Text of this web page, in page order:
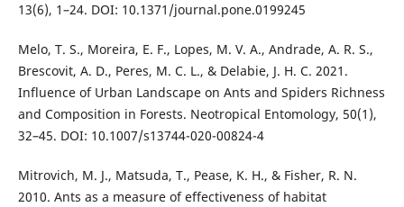
13(6), 1–24. DOI: 10.1371/journal.pone.0199245
Melo, T. S., Moreira, E. F., Lopes, M. V. A., Andrade, A. R. S.,
Brescovit, A. D., Peres, M. C. L., & Delabie, J. H. C. 2021.
Influence of Urban Landscape on Ants and Spiders Richness
and Composition in Forests. Neotropical Entomology, 50(1),
32–45. DOI: 10.1007/s13744-020-00824-4
Mitrovich, M. J., Matsuda, T., Pease, K. H., & Fisher, R. N.
2010. Ants as a measure of effectiveness of habitat